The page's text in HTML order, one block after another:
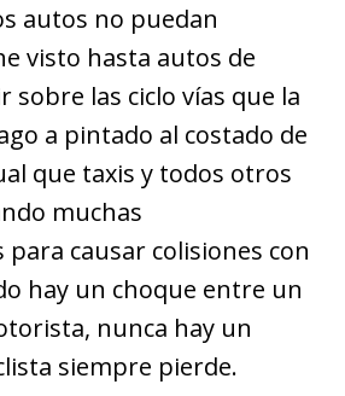
autos no puedan
visto hasta autos de
sobre las ciclo vías que la
a pintado al costado de
que taxis y todos otros
muchas
causar colisiones con
hay un choque entre un
nunca hay un
siempre pierde.